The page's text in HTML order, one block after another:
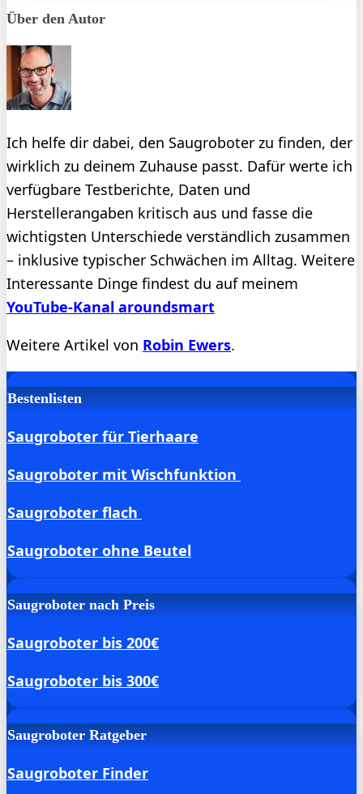
Über den Autor
Ich helfe dir dabei, den Saugroboter zu finden, der
wirklich zu deinem Zuhause passt. Dafür werte ich
verfügbare Testberichte, Daten und
Herstellerangaben kritisch aus und fasse die
wichtigsten Unterschiede verständlich zusammen
– inklusive typischer Schwächen im Alltag. Weitere
Interessante Dinge findest du auf meinem
YouTube-Kanal aroundsmart
Weitere Artikel von Robin Ewers.
Bestenlisten
Saugroboter für Tierhaare
Saugroboter mit Wischfunktion
Saugroboter flach
Saugroboter ohne Beutel
Saugroboter nach Preis
Saugroboter bis 200€
Saugroboter bis 300€
Saugroboter Ratgeber
Saugroboter Finder